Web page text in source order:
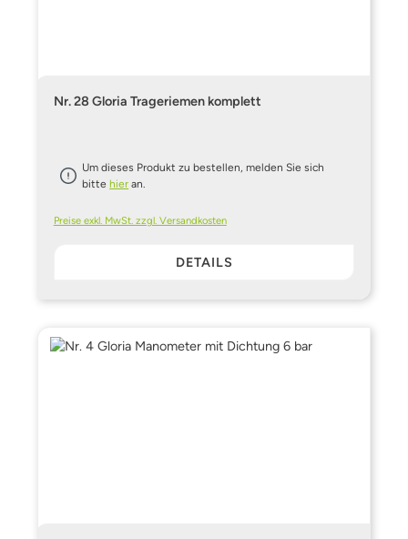
Nr. 28 Gloria Trageriemen komplett
Um dieses Produkt zu bestellen, melden Sie sich
bitte hier an.
Preise exkl. MwSt. zzgl. Versandkosten
DETAILS